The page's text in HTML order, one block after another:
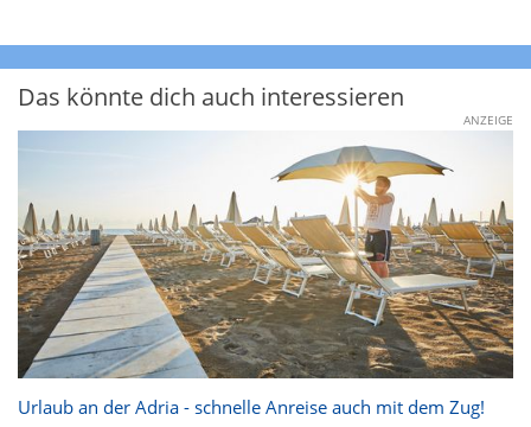
Das könnte dich auch interessieren
ANZEIGE
Urlaub an der Adria - schnelle Anreise auch mit dem Zug!